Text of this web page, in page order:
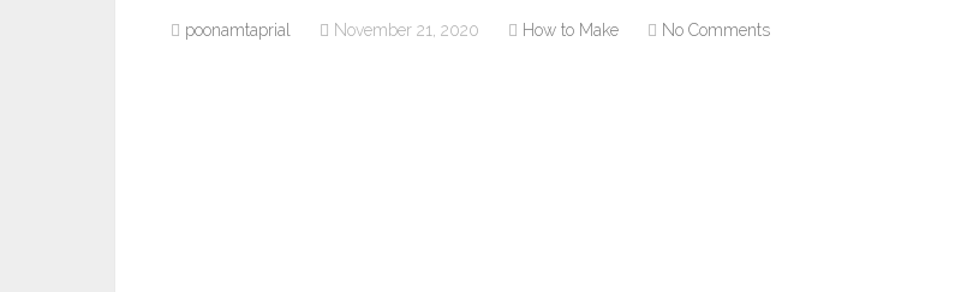
poonamtaprial November 21, 2020 How to Make No Comments